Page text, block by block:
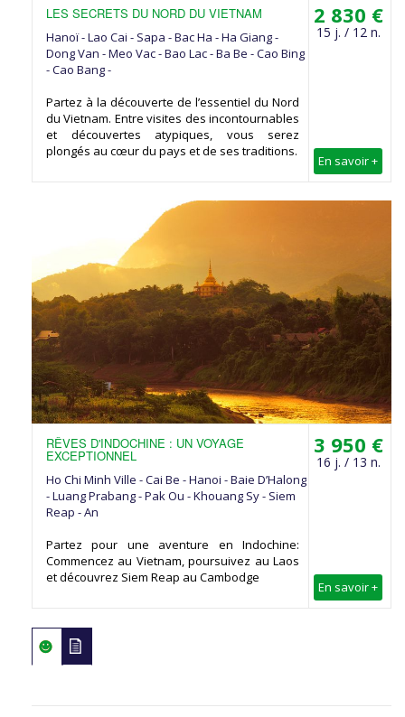
2 830 €
15 j. / 12 n.
En savoir +
LES SECRETS DU NORD DU VIETNAM
Hanoï - Lao Cai - Sapa - Bac Ha - Ha Giang -
Dong Van - Meo Vac - Bao Lac - Ba Be - Cao Bing
- Cao Bang -
Partez à la découverte de l’essentiel du Nord
du Vietnam. Entre visites des incontournables
et découvertes atypiques, vous serez
plongés au cœur du pays et de ses traditions.
3 950 €
16 j. / 13 n.
En savoir +
RÊVES D'INDOCHINE : UN VOYAGE
EXCEPTIONNEL
Ho Chi Minh Ville - Cai Be - Hanoi - Baie D’Halong
- Luang Prabang - Pak Ou - Khouang Sy - Siem
Reap - An
Partez pour une aventure en Indochine:
Commencez au Vietnam, poursuivez au Laos
et découvrez Siem Reap au Cambodge